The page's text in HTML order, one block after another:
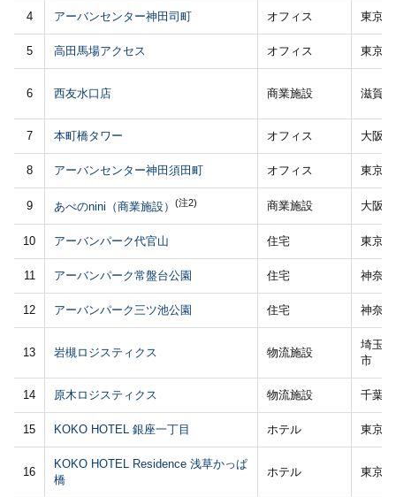
4 アーバンセンター神田司町 オフィス 東京
5 高田馬場アクセス オフィス 東京
6 西友水口店 商業施設 滋賀
7 本町橋タワー オフィス 大阪
8 アーバンセンター神田須田町 オフィス 東京
9 あべのnini（商業施設） (注2) 商業施設 大阪
10 アーバンパーク代官山 住宅 東京
11 アーバンパーク常盤台公園 住宅 神奈
12 アーバンパーク三ツ池公園 住宅 神奈
13 岩槻ロジスティクス 物流施設
埼玉
市
14 原木ロジスティクス 物流施設 千葉
15 KOKO HOTEL 銀座一丁目 ホテル 東京
16
KOKO HOTEL Residence 浅草かっぱ
橋
ホテル 東京